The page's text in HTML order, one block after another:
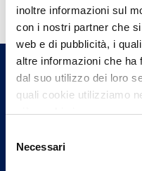
inoltre informazioni sul
con i nostri partner che
web e di pubblicità, i
altre informazioni che ha
dal suo utilizzo dei loro
quali cookie utilizziamo
più su chi siamo, come
può trovare nel footer del
delNecessari
Trova l'Agenzia
un nostro Agente.
Contattaci